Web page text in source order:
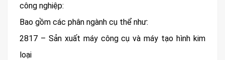
công nghiệp:
Bao gồm các phân ngành cụ thể như:
2817 – Sản xuất máy công cụ và máy tạo hình kim
loại